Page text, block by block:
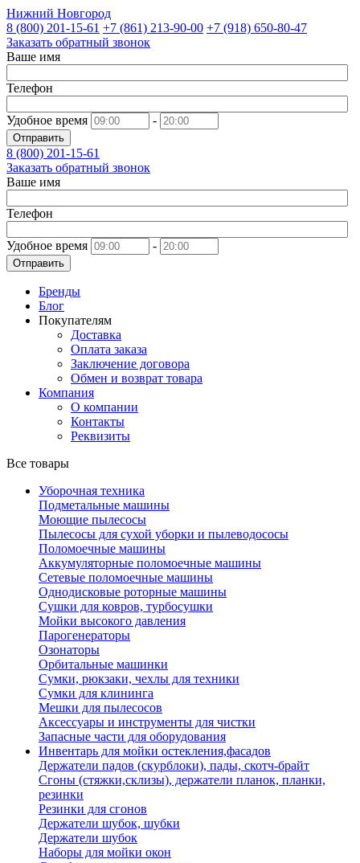
Нижний Новгород
8 (800) 201-15-61 +7 (861) 213-90-00 +7 (918) 650-80-47
Заказать обратный звонок
Ваше имя
Телефон
Удобное время -
Отправить
8 (800) 201-15-61
Заказать обратный звонок
Ваше имя
Телефон
Удобное время -
Отправить
Бренды
Блог
Покупателям
Доставка
Оплата заказа
Заключение договора
Обмен и возврат товара
Компания
О компании
Контакты
Реквизиты
Все товары
Уборочная техника
Подметальные машины
Моющие пылесосы
Пылесосы для сухой уборки и пылеводососы
Поломоечные машины
Аккумуляторные поломоечные машины
Сетевые поломоечные машины
Однодисковые роторные машины
Сушки для ковров, турбосушки
Мойки высокого давления
Парогенераторы
Озонаторы
Орбитальные машинки
Сумки, рюкзаки, чехлы для техники
Сумки для клининга
Мешки для пылесосов
Аксессуары и инструменты для чистки
Запасные части для оборудования
Инвентарь для мойки остекления,фасадов
Держатели падов (скурблоки), пады, скотч-брайт
Сгоны (стяжки,склизы), держатели планок, планки,
резинки
Резинки для сгонов
Держатели шубок, шубки
Держатели шубок
Наборы для мойки окон